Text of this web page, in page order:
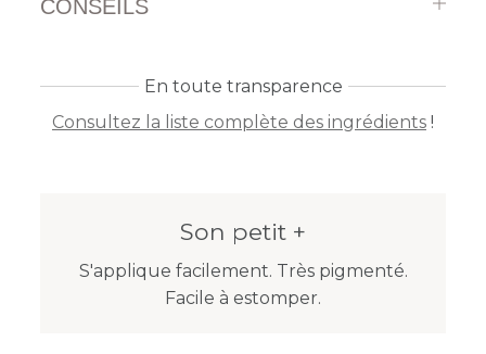
CONSEILS
En toute transparence
Consultez la liste complète des ingrédients !
Son petit +
S'applique facilement. Très pigmenté.
Facile à estomper.